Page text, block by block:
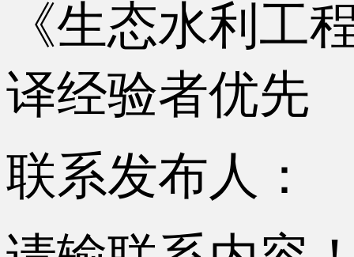
《生态水利工
译经验者优先
联系发布人：